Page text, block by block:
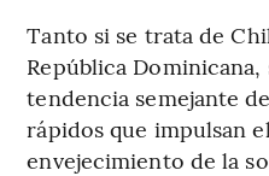
Tanto si se trata de
República Dominicana,
tendencia semejante
rápidos que impulsan
envejecimiento de la